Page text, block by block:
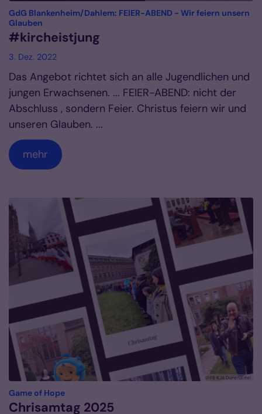
GdG Blankenheim/Dahlem: FEIER-ABEND - Wir feiern unsern
Glauben
#kircheistjung
3. Dez. 2022
Das Angebot richtet sich an alle Jugendlichen und
jungen Erwachsenen. ... FEIER-ABEND: nicht der
Abschluss , sondern Feier. Christus feiern wir und
unseren Glauben. ...
mehr
© FB KJA Düren|Eifel
Game of Hope:
Chrisamtag 2025